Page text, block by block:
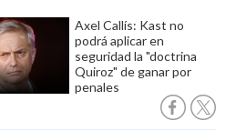
Axel Callís: Kast no
podrá aplicar en
seguridad la "doctrina
Quiroz" de ganar por
penales